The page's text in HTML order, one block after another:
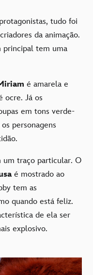
tudo foi
da animação.
principal tem uma
é amarela e
ocre. Já os
em tons verde-
personagens
um traço particular. O
é mostrado ao
tem as
quando está feliz.
de ela ser
explosivo.